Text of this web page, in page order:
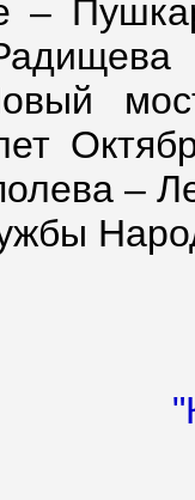
–
–